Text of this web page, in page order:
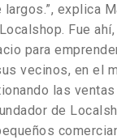
largos.”, explica
Fue
para
vecinos, en el
las ventas
de